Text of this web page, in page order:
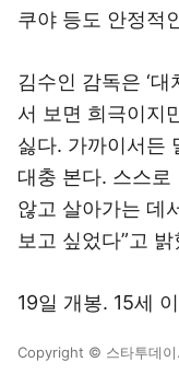
쿠야 등도 안정적
김수인 감독은 ‘대
서 보면 희극이지
싫다. 가까이서든
대충 본다. 스스로
않고 살아가는 데
보고 싶었다”고 밝
19일 개봉. 15세
Copyright © 스타투데이